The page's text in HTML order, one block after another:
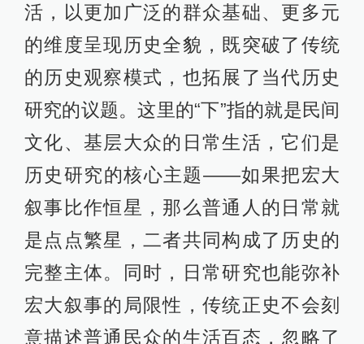
活，以更加广泛的群众基础、更多元
的维度呈现历史全貌，既突破了传统
的历史观察模式，也拓展了当代历史
研究的议题。这里的“下”指的就是民间
文化、基层大众的日常生活，它们是
历史研究的核心主题——如果把宏大
叙事比作恒星，那么普通人的日常就
是点点繁星，二者共同构成了历史的
完整主体。同时，日常研究也能弥补
宏大叙事的局限性，传统正史不会刻
意描述普通民众的生活百态，忽略了